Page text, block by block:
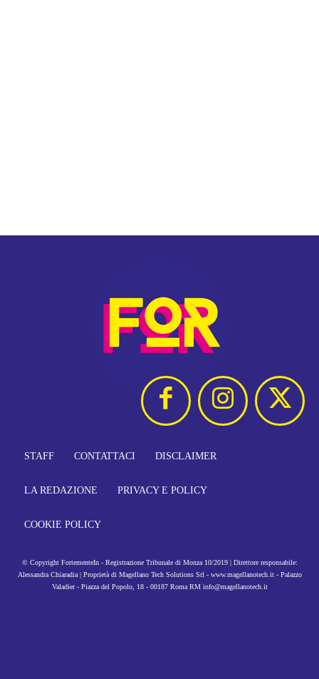
STAFF CONTATTACI DISCLAIMER
LA REDAZIONE PRIVACY E POLICY
COOKIE POLICY
© Copyright FortementeIn - Registrazione Tribunale di Monza 10/2019 | Direttore responsabile:
Alessandra Chiaradia | Proprietà di Magellano Tech Solutions Srl - www.magellanotech.it - Palazzo
Valadier - Piazza del Popolo, 18 - 00187 Roma RM info@magellanotech.it